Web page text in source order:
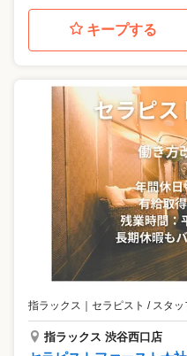
キープする
指ラックス セラピスト / スタッ
指ラックス 渋谷西口店